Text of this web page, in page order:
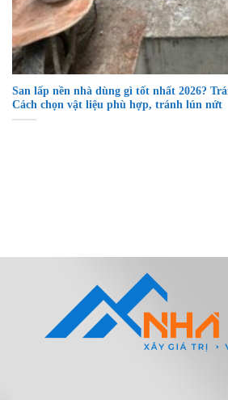
San lấp nền nhà dùng gì tốt nhất 2026?
Cách chọn vật liệu phù hợp, tránh lún nứt